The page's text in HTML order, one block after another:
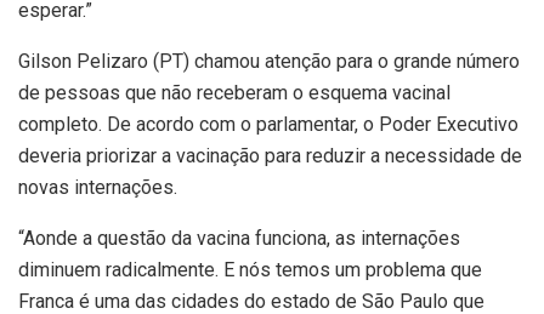
esperar.”
Gilson Pelizaro (PT) chamou atenção para o grande número
de pessoas que não receberam o esquema vacinal
completo. De acordo com o parlamentar, o Poder Executivo
deveria priorizar a vacinação para reduzir a necessidade de
novas internações.
“Aonde a questão da vacina funciona, as internações
diminuem radicalmente. E nós temos um problema que
Franca é uma das cidades do estado de São Paulo que